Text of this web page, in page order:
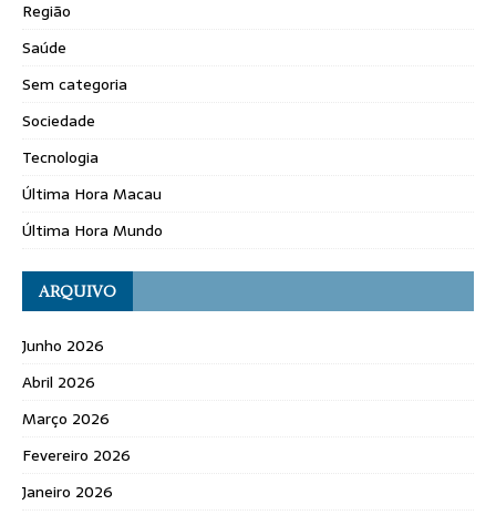
Região
Saúde
Sem categoria
Sociedade
Tecnologia
Última Hora Macau
Última Hora Mundo
ARQUIVO
Junho 2026
Abril 2026
Março 2026
Fevereiro 2026
Janeiro 2026